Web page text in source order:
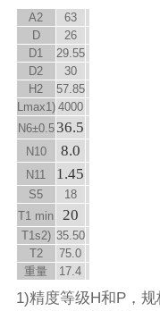
A2
63
D
26
D1
29.55
D2
30
H2
57.85
Lmax1) 4000
N6±0.536.5
N10 8.0
N11 1.45
S5
18
T1 min 20
T1s2) 35.50
T2
75.0
重量
17.4
1)精度等级H和P，